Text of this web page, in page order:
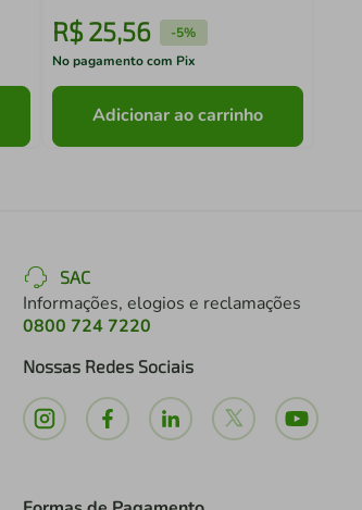
R$ 25,56 -5%
No pagamento com Pix
Adicionar ao carrinho
SAC
Informações, elogios e reclamações
0800 724 7220
Nossas Redes Sociais